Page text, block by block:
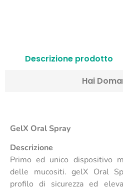
Descrizione prodotto
Hai
GelX Oral Spray
Descrizione
Primo ed unico dispositivo
delle mucositi. gelX Oral
profilo di sicurezza ed